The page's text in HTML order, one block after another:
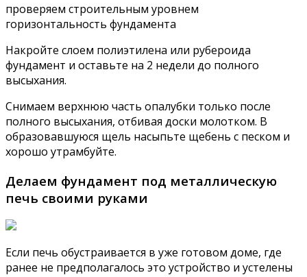
проверяем строительным уровнем
горизонтальность фундамента
Накройте слоем полиэтилена или рубероида
фундамент и оставьте на 2 недели до полного
высыхания.
Снимаем верхнюю часть опалубки только после
полного высыхания, отбивая доски молотком. В
образовавшуюся щель насыпьте щебень с песком и
хорошо утрамбуйте.
Делаем фундамент под металлическую
печь своими руками
Если печь обустраивается в уже готовом доме, где
ранее не предполагалось это устройство и устелены